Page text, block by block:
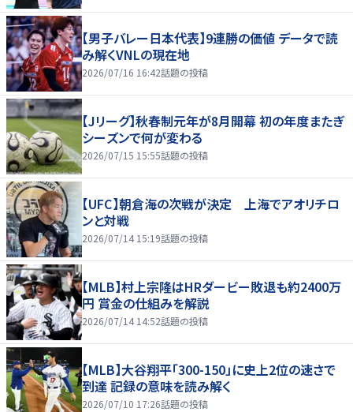
【男子バレー日本代表】9連勝の価値 データで読
み解くVNLの現在地
2026/07/16 16:42話題の投稿
【Jリーグ】秋春制元年が8月開幕 初の年度またぎ
シーズンで何が変わる
2026/07/15 15:55話題の投稿
【UFC】朝倉海の次戦が決定 上海でアオリチロ
ンと対戦
2026/07/14 15:19話題の投稿
【MLB】村上宗隆はHRダービー敗退も約2400万
円 賞金の仕組みを解説
2026/07/14 14:52話題の投稿
【MLB】大谷翔平「300-150」に史上2位の速さで
到達 記録の意味を読み解く
2026/07/10 17:26話題の投稿